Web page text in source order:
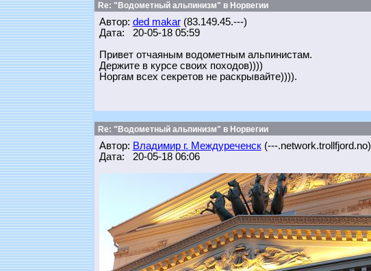
Re: "Водометный альпинизм" в Норвегии
Автор: ded makar(83.149.45.---)
Дата: 20-05-18 05:59
Привет отчаяным водометным альпинистам.
Держите в курсе своих походов))))
Норгам всех секретов не раскрывайте)))).
Re: "Водометный альпинизм" в Норвегии
Автор: Владимир г. Междуреченск(---.network.trollfjord.no)
Дата: 20-05-18 06:06